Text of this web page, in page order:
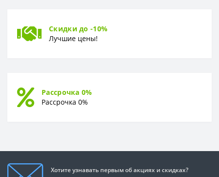
Скидки до -10%
Лучшие цены!
Рассрочка 0%
Рассрочка 0%
Хотите узнавать первым об акциях и скидках?